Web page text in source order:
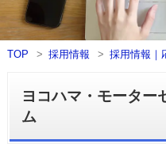
TOP 採用情報 採用情報｜
ヨコハマ・モーター
ム